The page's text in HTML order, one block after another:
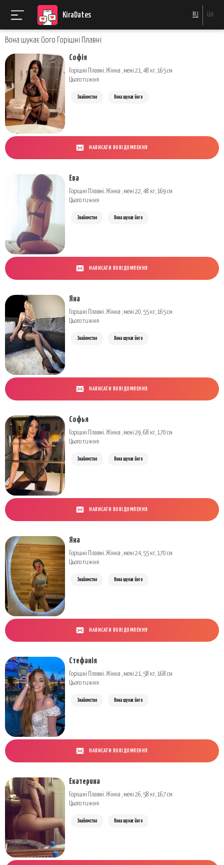
KiraDates RU UA
Вона шукає його Горішні Плавні
Софія
Горішні Плавні. Жінка , мені 21, 48 кг, 165 см
Цього тижня
Знайомство Вона шукає його
НАПИСАТИ ПОВІДОМЛЕННЯ
Ева
Горішні Плавні. Жінка , мені 22, 48 кг, 169 см
Цього тижня
Знайомство Вона шукає його
НАПИСАТИ ПОВІДОМЛЕННЯ
Яна
Горішні Плавні. Жінка , мені 20, 55 кг, 165 см
Цього тижня
Знайомство Вона шукає його
НАПИСАТИ ПОВІДОМЛЕННЯ
Софья
Горішні Плавні. Жінка , мені 29, 68 кг, 170 см
Цього тижня
Знайомство Вона шукає його
НАПИСАТИ ПОВІДОМЛЕННЯ
Яна
Горішні Плавні. Жінка , мені 24, 55 кг, 170 см
Цього тижня
Знайомство Вона шукає його
НАПИСАТИ ПОВІДОМЛЕННЯ
Стефанія
Горішні Плавні. Жінка , мені 21, 58 кг, 168 см
Цього тижня
Знайомство Вона шукає його
НАПИСАТИ ПОВІДОМЛЕННЯ
Екатерина
Горішні Плавні. Жінка , мені 26, 58 кг, 167 см
Цього тижня
Знайомство Вона шукає його